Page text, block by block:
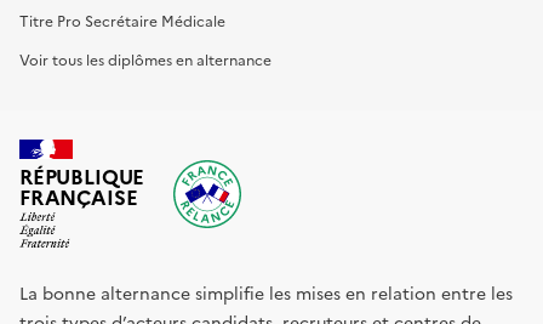
Titre Pro Secrétaire Médicale
Voir tous les diplômes en alternance
RÉPUBLIQUE
FRANÇAISE
La bonne alternance simplifie les mises en relation entre les